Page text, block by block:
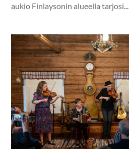
aukio Finlaysonin alueella tarjosi...